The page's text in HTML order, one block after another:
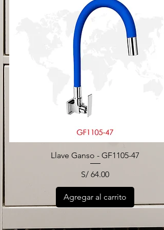
Llave Ganso - GF1105-47
Precio
S/ 64.00
Agregar al carrito